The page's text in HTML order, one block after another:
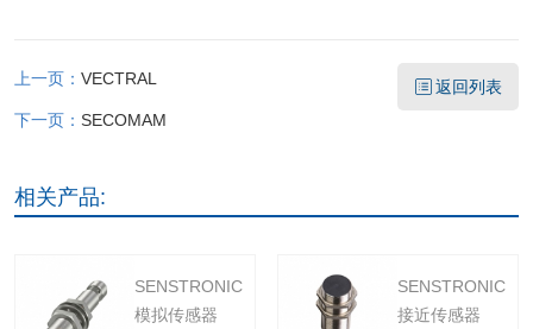
上一页： VECTRAL
下一页： SECOMAM
返回列表
相关产品:
SENSTRONIC
模拟传感器
SENSTRONIC
接近传感器